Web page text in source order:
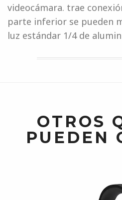
videocámara. trae
parte inferior se pueden
luz estándar 1/4 de
OTROS
PUEDEN